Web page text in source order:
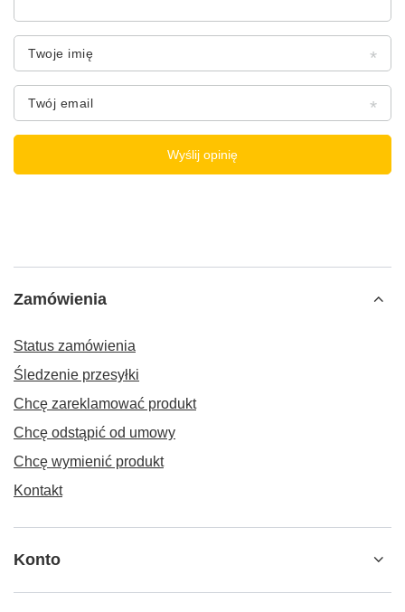
Twoje imię
Twój email
Wyślij opinię
Zamówienia
Status zamówienia
Śledzenie przesyłki
Chcę zareklamować produkt
Chcę odstąpić od umowy
Chcę wymienić produkt
Kontakt
Konto